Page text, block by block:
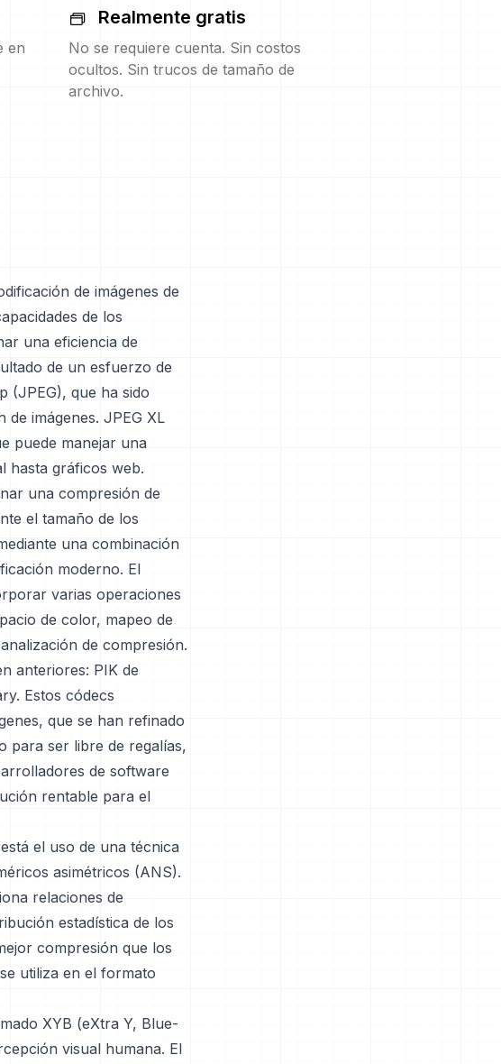
en
Realmente gratis
No se requiere cuenta. Sin costos
ocultos. Sin trucos de tamaño de
archivo.
de imágenes de
de los
una eficiencia de
de un esfuerzo de
(JPEG), que ha sido
imágenes. JPEG XL
puede manejar una
hasta gráficos web.
una compresión de
el tamaño de los
una combinación
moderno. El
varias operaciones
de color, mapeo de
de compresión.
anteriores: PIK de
Estos códecs
que se han refinado
para ser libre de regalías,
de software
rentable para el
el uso de una técnica
asimétricos (ANS).
relaciones de
estadística de los
compresión que los
utiliza en el formato
XYB (eXtra Y, Blue-
visual humana. El